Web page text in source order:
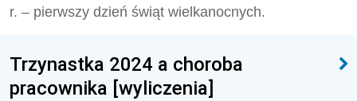
r. – pierwszy dzień świąt wielkanocnych.
Trzynastka 2024 a choroba
pracownika [wyliczenia]